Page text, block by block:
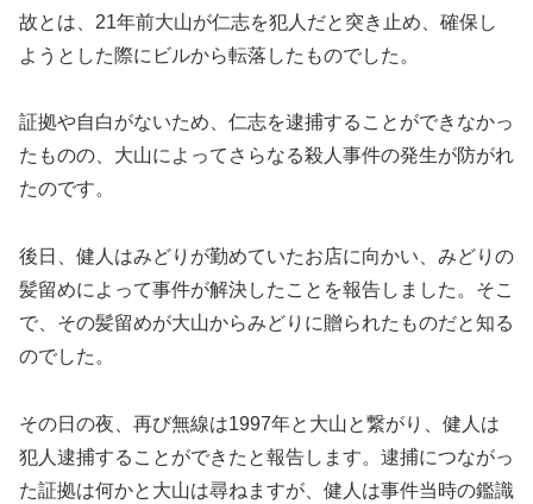
故とは、21年前大山が仁志を犯人だと突き止め、確保し
ようとした際にビルから転落したものでした。
証拠や自白がないため、仁志を逮捕することができなかっ
たものの、大山によってさらなる殺人事件の発生が防がれ
たのです。
後日、健人はみどりが勤めていたお店に向かい、みどりの
髪留めによって事件が解決したことを報告しました。そこ
で、その髪留めが大山からみどりに贈られたものだと知る
のでした。
その日の夜、再び無線は1997年と大山と繋がり、健人は
犯人逮捕することができたと報告します。逮捕につながっ
た証拠は何かと大山は尋ねますが、健人は事件当時の鑑識